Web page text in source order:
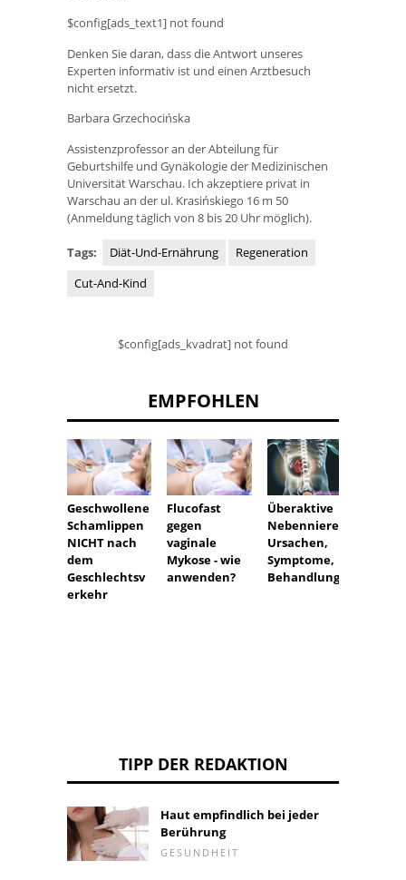
$config[ads_text1] not found
Denken Sie daran, dass die Antwort unseres
Experten informativ ist und einen Arztbesuch
nicht ersetzt.
Barbara Grzechocińska
Assistenzprofessor an der Abteilung für
Geburtshilfe und Gynäkologie der Medizinischen
Universität Warschau. Ich akzeptiere privat in
Warschau an der ul. Krasińskiego 16 m 50
(Anmeldung täglich von 8 bis 20 Uhr möglich).
Tags: Diät-Und-Ernährung
Regeneration
Cut-And-Kind
$config[ads_kvadrat] not found
EMPFOHLEN
Geschwollene
Schamlippen
NICHT nach
dem
Geschlechtsv
erkehr
Flucofast
gegen
vaginale
Mykose - wie
anwenden?
Überaktive
Nebennieren:
Ursachen,
Symptome,
Behandlung
TIPP DER REDAKTION
Haut empfindlich bei jeder
Berührung
GESUNDHEIT